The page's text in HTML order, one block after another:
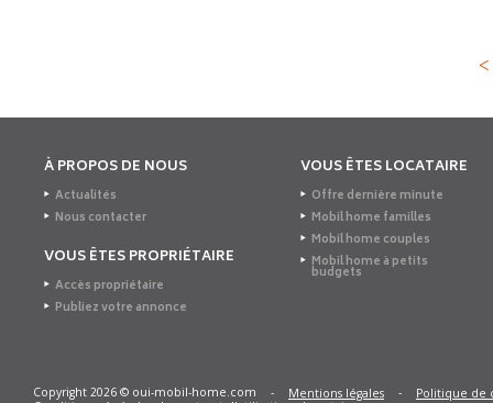
<
À PROPOS DE NOUS
Actualités
Nous contacter
VOUS ÊTES PROPRIÉTAIRE
Accès propriétaire
Publiez votre annonce
VOUS ÊTES LOCATAIRE
Offre dernière minute
Mobil home familles
Mobil home couples
Mobil home à petits
budgets
Copyright 2026 © oui-mobil-home.com - Mentions légales -
Politique de